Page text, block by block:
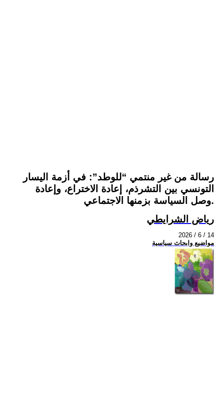
رسالة من غير منتمي “للوطد”: في أزمة اليسار
التونسي بين التشرذم، إعادة الاختراع، وإعادة
وصل السياسة بزمنها الاجتماعي.
رياض الشرايطي
2026 / 6 / 14
مواضيع وابحاث سياسية